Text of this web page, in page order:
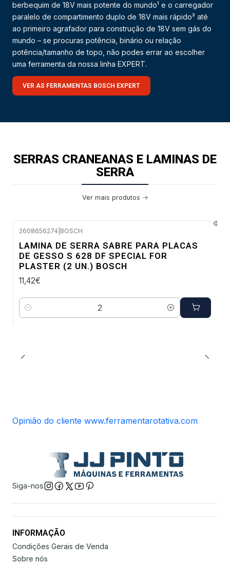
berbequim de 18V mais potente do mundo¹ e o carregador
paralelo de compartimento duplo de 18V mais rápido³ até
ao primeiro agrafador para construção de 18V sem gás do
mundo – se procuras potência, binário ou relação
potência/tamanho de topo, não podes errar ao escolher
uma ferramenta da nossa linha EXPERT.
VER AS FERRAMENTAS BOSCH EXPERT
SERRAS CRANEANAS E LAMINAS DE
SERRA
Ver mais produtos
2608656274 BOSCH
LAMINA DE SERRA SABRE PARA PLACAS
DE GESSO S 628 DF SPECIAL FOR
PLASTER (2 UN.) BOSCH
11,42€
Quantidade
Opinião do cliente www.ferramentarotativa.com
Siga-nos
INFORMAÇÃO
Condições Gerais de Venda
Sobre nós